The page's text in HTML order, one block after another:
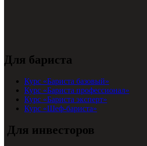
Для бариста
Курс «Бариста базовый»
Курс «Бариста профессионал»
Курс «Бариста эксперт»
Курс «Шеф-бариста»
Для инвесторов